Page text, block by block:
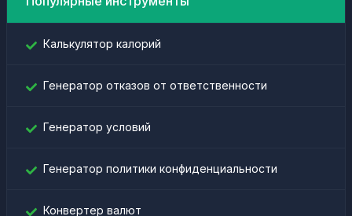
Калькулятор калорий
Генератор отказов от ответственности
Генератор условий
Генератор политики конфиденциальности
Конвертер валют